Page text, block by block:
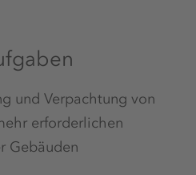
und Verpachtung von
erforderlichen
Gebäuden